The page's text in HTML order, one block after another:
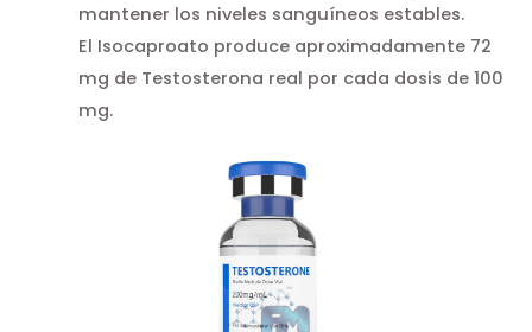
mantener los niveles sanguíneos estables.
El Isocaproato produce aproximadamente 72
mg de Testosterona real por cada dosis de 100
mg.